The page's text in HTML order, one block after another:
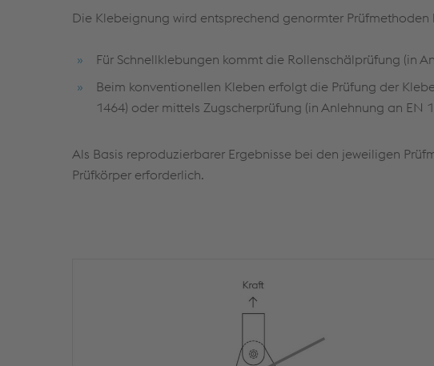
Die Klebeignung wird entsprechend genormter Prüfmethoden
Für Schnellklebungen kommt die Rollenschälprüfung (in
Beim konventionellen Kleben erfolgt die Prüfung der
1464) oder mittels Zugscherprüfung (in Anlehnung an EN
Als Basis reproduzierbarer Ergebnisse bei den jeweiligen
Prüfkörper erforderlich.